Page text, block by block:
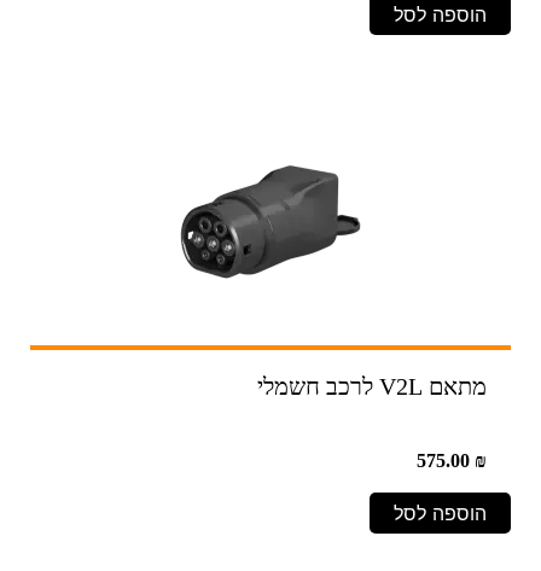
הוספה לסל
מתאם V2L לרכב חשמלי
575.00₪
הוספה לסל